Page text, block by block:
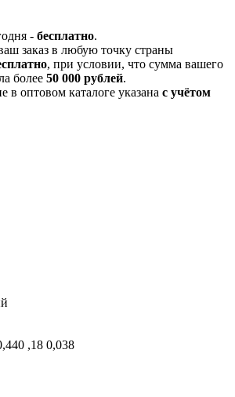
- бесплатно.
заказ в любую точку страны
, при условии, что сумма вашего
более 50 000 рублей.
в оптовом каталоге указана с учётом
,18 0,038